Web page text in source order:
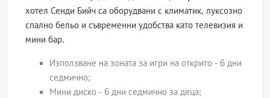
хотел Сенди Бийч са оборудвани с климатик, луксозно
спално бельо и съвременни удобства като телевизия и
мини бар.
Използване на зоната за игри на открито - 6 дни
седмично;
Мини диско - 6 дни седмично за деца;